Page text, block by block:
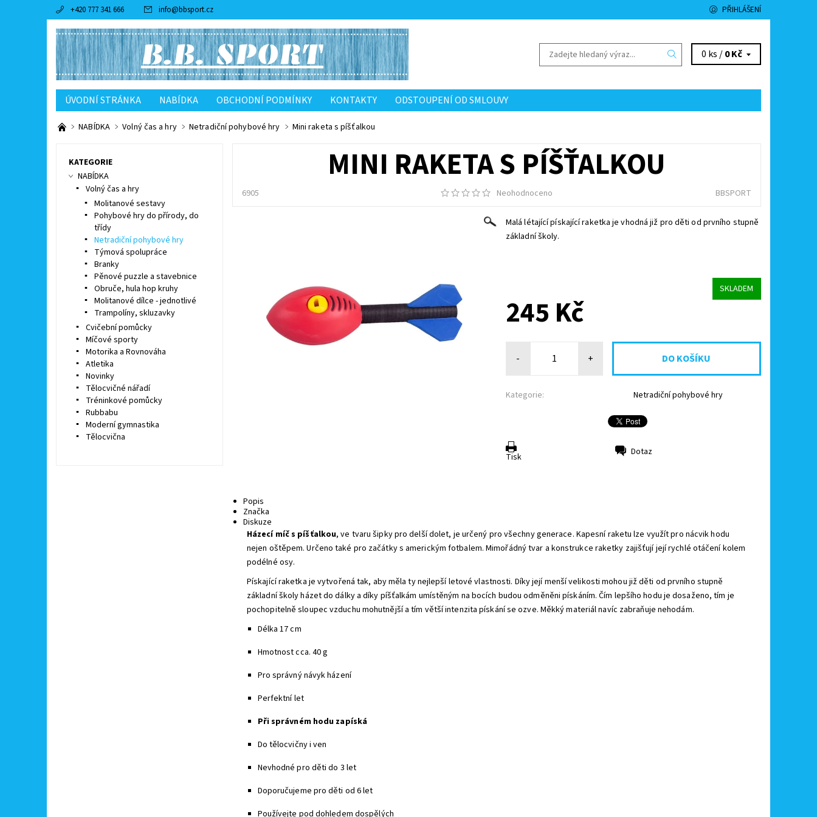
+420 777 341 666 info@bbsport.cz PŘIHLÁŠENÍ
0 ks /0 Kč
ÚVODNÍ STRÁNKA NABÍDKA OBCHODNÍ PODMÍNKY KONTAKTY ODSTOUPENÍ OD SMLOUVY
NABÍDKA Volný čas a hry Netradiční pohybové hry Mini raketa s píšťalkou
MINI RAKETA S PÍŠŤALKOU
6905 Neohodnoceno BBSPORT
Malá létající pískající raketka je vhodná již pro děti od prvního stupně
základní školy.
SKLADEM
245 Kč
- +
Kategorie: Netradiční pohybové hry
Tisk Dotaz
Popis
Značka
Diskuze
Házecí míč s píšťalkou, ve tvaru šipky pro delší dolet, je určený pro všechny generace. Kapesní raketu lze využít pro nácvik hodu
nejen oštěpem. Určeno také pro začátky s americkým fotbalem.Mimořádný tvar a konstrukce raketky zajišťují její rychlé otáčení kolem
podélné osy.
Pískající raketka je vytvořená tak, aby měla ty nejlepší letové vlastnosti. Díky její menší velikosti mohou již děti od prvního stupně
základní školy házet do dálky a díky píšťalkám umístěným na bocích budou odměněni pískáním. Čím lepšího hodu je dosaženo, tím je
pochopitelně sloupec vzduchu mohutnější a tím větší intenzita pískání se ozve. Měkký materiál navíc zabraňuje nehodám.
Délka 17 cm
Hmotnost cca. 40 g
Pro správný návyk házení
Perfektní let
Při správném hodu zapíská
Do tělocvičny i ven
Nevhodné pro děti do 3 let
Doporučujeme pro děti od 6 let
Používejte pod dohledem dospělých
KATEGORIE
NABÍDKA
Volný čas a hry
Molitanové sestavy
Pohybové hry do přírody, do
třídy
Netradiční pohybové hry
Týmová spolupráce
Branky
Pěnové puzzle a stavebnice
Obruče, hula hop kruhy
Molitanové dílce - jednotlivé
Trampolíny, skluzavky
Cvičební pomůcky
Míčové sporty
Motorika a Rovnováha
Atletika
Novinky
Tělocvičné nářadí
Tréninkové pomůcky
Rubbabu
Moderní gymnastika
Tělocvična